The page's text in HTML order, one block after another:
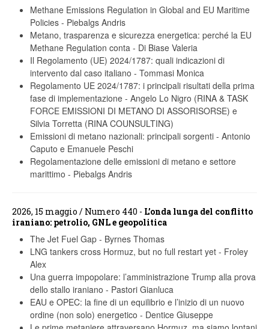
Methane Emissions Regulation in Global and EU Maritime
Policies - Piebalgs Andris
Metano, trasparenza e sicurezza energetica: perché la EU
Methane Regulation conta - Di Biase Valeria
Il Regolamento (UE) 2024/1787: quali indicazioni di
intervento dal caso italiano - Tommasi Monica
Regolamento UE 2024/1787: i principali risultati della prima
fase di implementazione - Angelo Lo Nigro (RINA & TASK
FORCE EMISSIONI DI METANO DI ASSORISORSE) e
Silvia Torretta (RINA COUNSULTING)
Emissioni di metano nazionali: principali sorgenti - Antonio
Caputo e Emanuele Peschi
Regolamentazione delle emissioni di metano e settore
marittimo - Piebalgs Andris
2026, 15 maggio / Numero 440 - L’onda lunga del conflitto
iraniano: petrolio, GNL e geopolitica
The Jet Fuel Gap - Byrnes Thomas
LNG tankers cross Hormuz, but no full restart yet - Froley
Alex
Una guerra impopolare: l’amministrazione Trump alla prova
dello stallo iraniano - Pastori Gianluca
EAU e OPEC: la fine di un equilibrio e l’inizio di un nuovo
ordine (non solo) energetico - Dentice Giuseppe